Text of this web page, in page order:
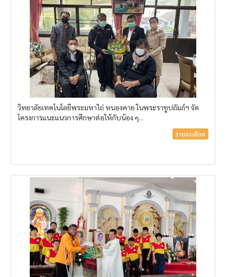
วิทยาลัยเทคโนโลยีพระมหาไถ่ หนองคาย ในพระราชูปถัมภ์ฯ จัด
โครงการแนะแนวการศึกษาต่อให้กับน้อง ๆ...
รายละเอียด